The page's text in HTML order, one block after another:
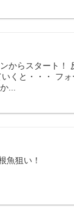
からスタート！
くと・・・ フ
...
魚狙い！